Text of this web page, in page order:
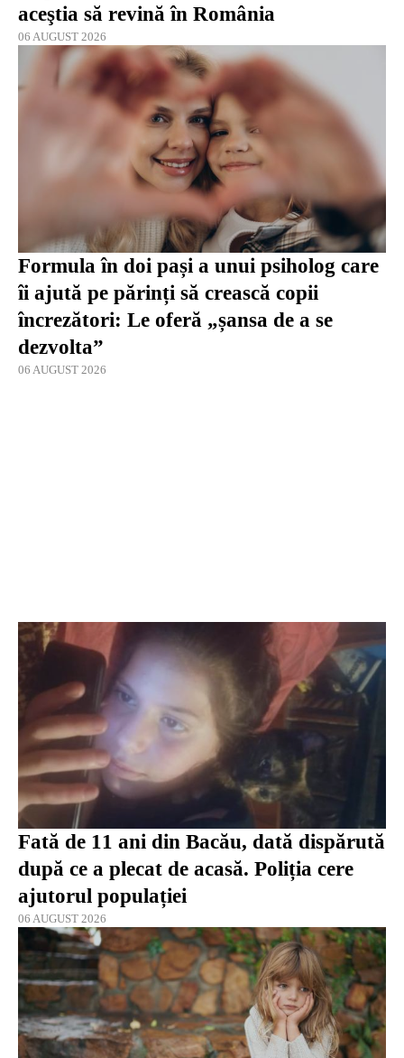
aceştia să revină în România
06 AUGUST 2026
Formula în doi pași a unui psiholog care
îi ajută pe părinți să crească copii
încrezători: Le oferă „șansa de a se
dezvolta”
06 AUGUST 2026
Fată de 11 ani din Bacău, dată dispărută
după ce a plecat de acasă. Poliția cere
ajutorul populației
06 AUGUST 2026